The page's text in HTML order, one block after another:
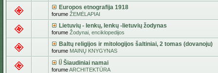
Europos etnografija 1918
forume ŽEMĖLAPIAI
Lietuvių - lenkų, lenkų -lietuvių žodynas
forume Žodynai, enciklopedijos
Baltų religijos ir mitologijos šaltiniai, 2 tomas (dovanoju)
forume MAINŲ KNYGYNAS
Šiaudiniai namai
forumeARCHITEKTŪRA